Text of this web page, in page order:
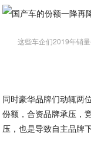
这些车企们2019年销
同时豪华品牌们动辄两
份额，合资品牌承压，
压，也是导致自主品牌